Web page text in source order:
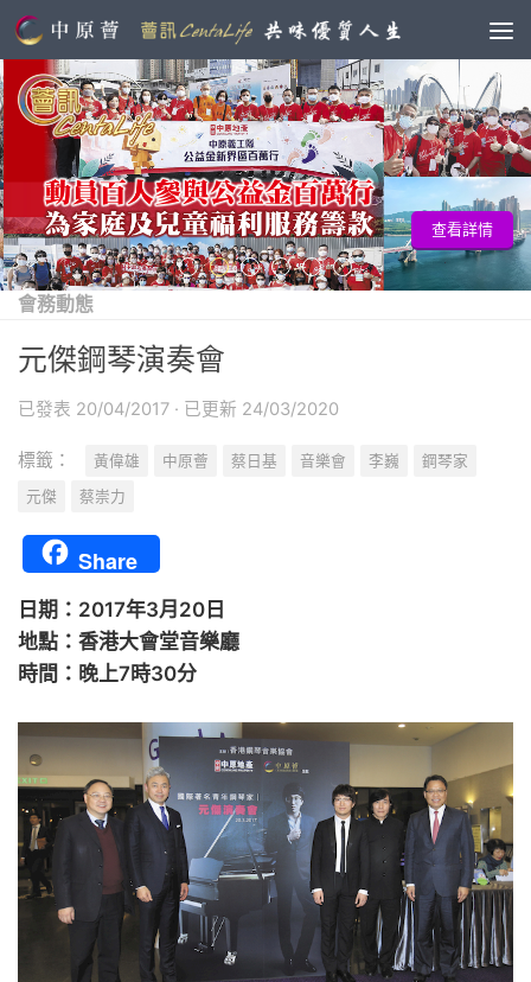
查看詳情
會務動態
元傑鋼琴演奏會
已發表 20/04/2017 · 已更新 24/03/2020
標籤： 黃偉雄 中原薈 蔡日基 音樂會 李巍
鋼琴家
元傑
蔡崇力
Share
日期：2017年3月20日
地點：香港大會堂音樂廳
時間：晚上7時30分